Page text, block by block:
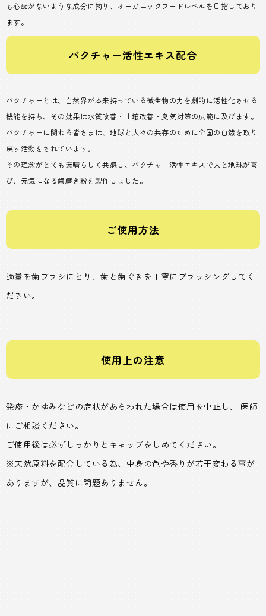
も心配がないような成分に拘り、オーガニックフードレベルを目指しており
ます。
バクチャー活性エキス配合
バクチャーとは、自然界が本来持っている微生物の力を劇的に活性化させる
機能を持ち、その効果は水質改善・土壌改善・臭気対策の広範に及びます。
バクチャーに関わる皆さまは、地球と人々の共存のために全国の自然を取り
戻す活動をされています。
その理念がとても素晴らしく共感し、バクチャー活性エキスで人と地球が喜
び、元気になる歯磨き粉を製作しました。
ご使用方法
適量を歯ブラシにとり、歯と歯ぐきを丁寧にブラッシングしてく
ださい。
使用上の注意
発疹・かゆみなどの症状があらわれた場合は使用を中止し、 医師
にご相談ください。
ご使用後は必ずしっかりとキャップをしめてください。
※天然原料を配合している為、中身の色や香りが若干変わる事が
ありますが、品質に問題ありません。